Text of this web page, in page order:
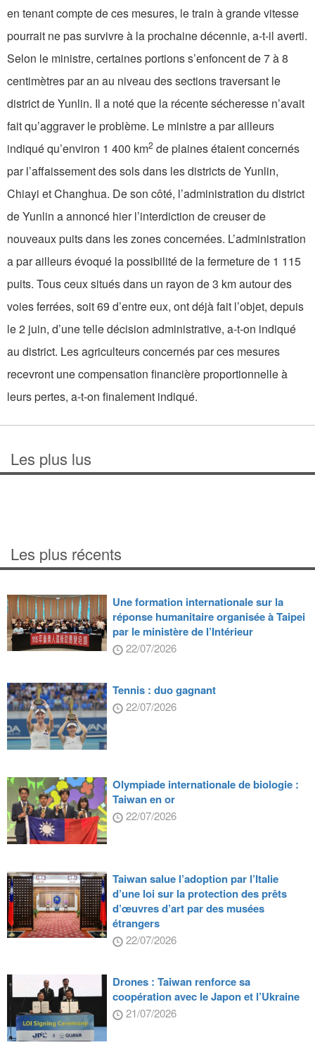
en tenant compte de ces mesures, le train à grande vitesse
pourrait ne pas survivre à la prochaine décennie, a-t-il averti.
Selon le ministre, certaines portions s’enfoncent de 7 à 8
centimètres par an au niveau des sections traversant le
district de Yunlin. Il a noté que la récente sécheresse n’avait
fait qu’aggraver le problème. Le ministre a par ailleurs
indiqué qu’environ 1 400 km2 de plaines étaient concernés
par l’affaissement des sols dans les districts de Yunlin,
Chiayi et Changhua. De son côté, l’administration du district
de Yunlin a annoncé hier l’interdiction de creuser de
nouveaux puits dans les zones concernées. L’administration
a par ailleurs évoqué la possibilité de la fermeture de 1 115
puits. Tous ceux situés dans un rayon de 3 km autour des
voies ferrées, soit 69 d’entre eux, ont déjà fait l’objet, depuis
le 2 juin, d’une telle décision administrative, a-t-on indiqué
au district. Les agriculteurs concernés par ces mesures
recevront une compensation financière proportionnelle à
leurs pertes, a-t-on finalement indiqué.
Les plus lus
Les plus récents
Une formation internationale sur la
réponse humanitaire organisée à Taipei
par le ministère de l’Intérieur
22/07/2026
Tennis : duo gagnant
22/07/2026
Olympiade internationale de biologie :
Taiwan en or
22/07/2026
Taiwan salue l’adoption par l’Italie
d’une loi sur la protection des prêts
d’œuvres d’art par des musées
étrangers
22/07/2026
Drones : Taiwan renforce sa
coopération avec le Japon et l’Ukraine
21/07/2026